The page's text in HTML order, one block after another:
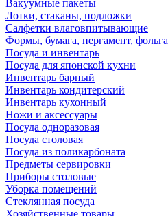
Вакуумные пакеты
Лотки, стаканы, подложки
Салфетки влаговпитывающие
Формы, бумага, пергамент, фольга
Посуда и инвентарь
Посуда для японской кухни
Инвентарь барный
Инвентарь кондитерский
Инвентарь кухонный
Ножи и аксессуары
Посуда одноразовая
Посуда столовая
Посуда из поликарбоната
Предметы сервировки
Приборы столовые
Уборка помещений
Стеклянная посуда
Хозяйственные товары